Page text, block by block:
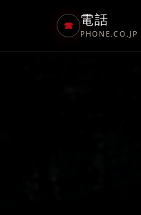
☎ 電話
PHONE.CO.JP